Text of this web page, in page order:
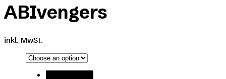
ABIvengers
inkl. MwSt.